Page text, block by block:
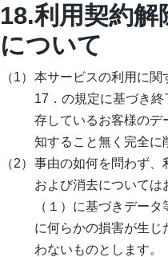
18.利用契約
について
本サービスの利用に関
17．の規定に基づき
存しているお客様のデ
知すること無く完全に
事由の如何を問わず、
および消去については
（１）に基づきデー
に何らかの損害が生じ
わないものとします。